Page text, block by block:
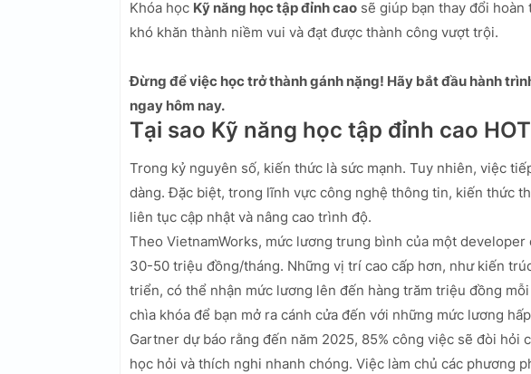
Khóa học Kỹ năng học tập đỉnh cao sẽ giúp bạn thay đổi
khó khăn thành niềm vui và đạt được thành công vượt trội.
Đừng để việc học trở thành gánh nặng! Hãy bắt đầu hành
ngay hôm nay.
Tại sao Kỹ năng học tập đỉnh cao
Trong kỷ nguyên số, kiến thức là sức mạnh. Tuy nhiên, việc
dàng. Đặc biệt, trong lĩnh vực công nghệ thông tin, kiến thức
liên tục cập nhật và nâng cao trình độ.
Theo VietnamWorks, mức lương trung bình của một
30-50 triệu đồng/tháng. Những vị trí cao cấp hơn, như kiến
triển, có thể nhận mức lương lên đến hàng trăm triệu đồng
chìa khóa để bạn mở ra cánh cửa đến với những mức lương
Gartner dự báo rằng đến năm 2025, 85% công việc sẽ đòi hỏi
học hỏi và thích nghi nhanh chóng. Việc làm chủ các phương